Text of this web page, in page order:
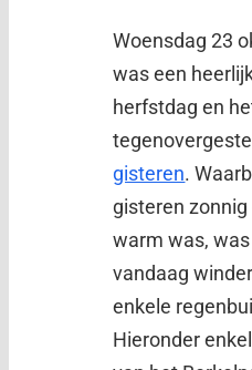
Woensdag 23
was een
herfstdag en
gisteren.
gisteren zonnig
warm was,
vandaag
enkele
Hieronder